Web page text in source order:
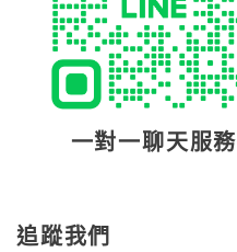
一對一聊天服務
追蹤我們